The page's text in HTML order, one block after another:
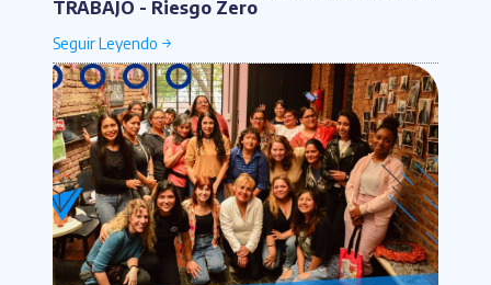
TRABAJO - Riesgo Zero